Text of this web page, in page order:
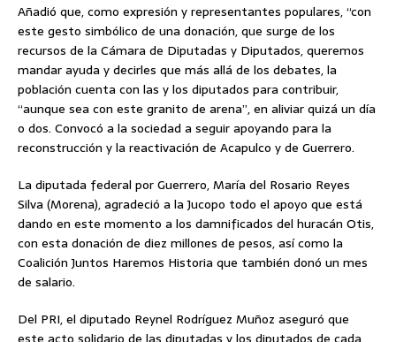
Añadió que, como expresión y representantes populares, “con
este gesto simbólico de una donación, que surge de los
recursos de la Cámara de Diputadas y Diputados, queremos
mandar ayuda y decirles que más allá de los debates, la
población cuenta con las y los diputados para contribuir,
“aunque sea con este granito de arena”, en aliviar quizá un día
o dos. Convocó a la sociedad a seguir apoyando para la
reconstrucción y la reactivación de Acapulco y de Guerrero.
La diputada federal por Guerrero, María del Rosario Reyes
Silva (Morena), agradeció a la Jucopo todo el apoyo que está
dando en este momento a los damnificados del huracán Otis,
con esta donación de diez millones de pesos, así como la
Coalición Juntos Haremos Historia que también donó un mes
de salario.
Del PRI, el diputado Reynel Rodríguez Muñoz aseguró que